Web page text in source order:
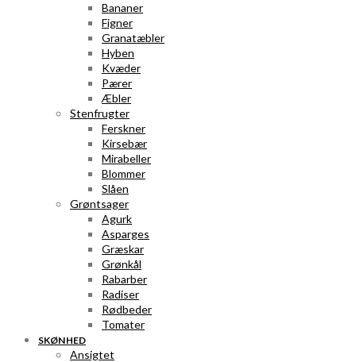
Bananer
Figner
Granatæbler
Hyben
Kvæder
Pærer
Æbler
Stenfrugter
Ferskner
Kirsebær
Mirabeller
Blommer
Slåen
Grøntsager
Agurk
Asparges
Græskar
Grønkål
Rabarber
Radiser
Rødbeder
Tomater
SKØNHED
Ansigtet